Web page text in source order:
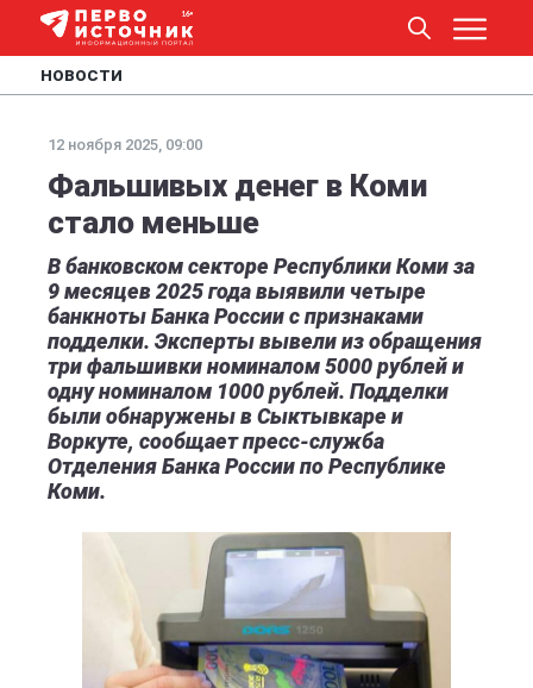
НОВОСТИ
12 ноября 2025, 09:00
Фальшивых денег в Коми
стало меньше
В банковском секторе Республики Коми за
9 месяцев 2025 года выявили четыре
банкноты Банка России с признаками
подделки. Эксперты вывели из обращения
три фальшивки номиналом 5000 рублей и
одну номиналом 1000 рублей. Подделки
были обнаружены в Сыктывкаре и
Воркуте, сообщает пресс-служба
Отделения Банка России по Республике
Коми.